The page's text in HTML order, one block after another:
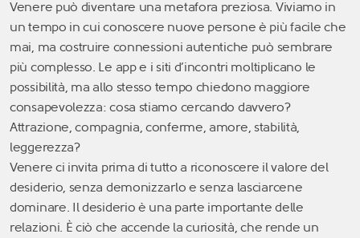
Venere può diventare una metafora preziosa. Viviamo in
un tempo in cui conoscere nuove persone è più facile che
mai, ma costruire connessioni autentiche può sembrare
più complesso. Le app e i siti d’incontri moltiplicano le
possibilità, ma allo stesso tempo chiedono maggiore
consapevolezza: cosa stiamo cercando davvero?
Attrazione, compagnia, conferme, amore, stabilità,
leggerezza?
Venere ci invita prima di tutto a riconoscere il valore del
desiderio, senza demonizzarlo e senza lasciarcene
dominare. Il desiderio è una parte importante delle
relazioni. È ciò che accende la curiosità, che rende un